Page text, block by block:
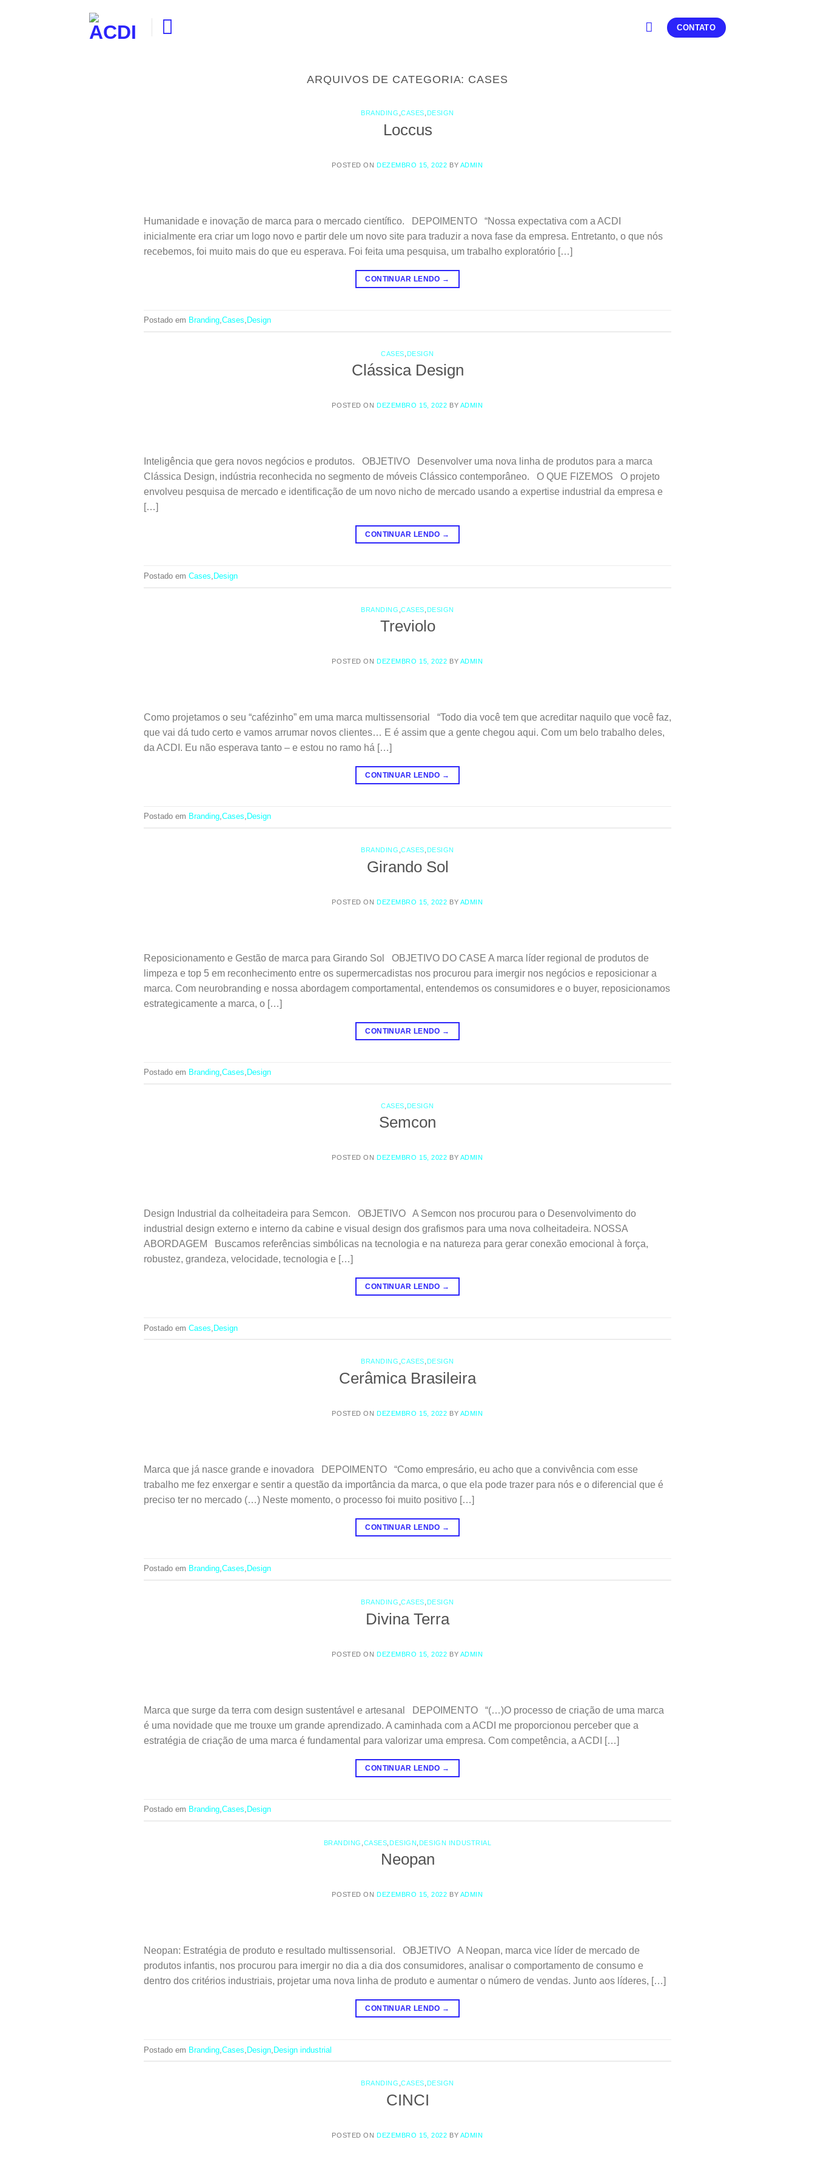
CONTATO
ARQUIVOS DE CATEGORIA: CASES
BRANDING ,CASES DESIGN
Loccus
POSTED ON DEZEMBRO 15, 2022 BY ADMIN
Humanidade e inovação de marca para o mercado científico. DEPOIMENTO “Nossa expectativa com a ACDI
inicialmente era criar um logo novo e partir dele um novo site para traduzir a nova fase da empresa. Entretanto, o que nós
recebemos, foi muito mais do que eu esperava. Foi feita uma pesquisa, um trabalho exploratório […]
CONTINUAR LENDO →
Postado em Branding,Cases, Design
CASES DESIGN
Clássica Design
POSTED ON DEZEMBRO 15, 2022 BY ADMIN
Inteligência que gera novos negócios e produtos. OBJETIVO Desenvolver uma nova linha de produtos para a marca
Clássica Design, indústria reconhecida no segmento de móveis Clássico contemporâneo. O QUE FIZEMOS O projeto
envolveu pesquisa de mercado e identificação de um novo nicho de mercado usando a expertise industrial da empresa e
[…]
CONTINUAR LENDO →
Postado em Cases Design
BRANDING ,CASES DESIGN
Treviolo
POSTED ON DEZEMBRO 15, 2022 BY ADMIN
Como projetamos o seu “cafézinho” em uma marca multissensorial “Todo dia você tem que acreditar naquilo que você faz,
que vai dá tudo certo e vamos arrumar novos clientes… E é assim que a gente chegou aqui. Com um belo trabalho deles,
da ACDI. Eu não esperava tanto – e estou no ramo há […]
CONTINUAR LENDO →
Postado em Branding,Cases, Design
BRANDING ,CASES DESIGN
Girando Sol
POSTED ON DEZEMBRO 15, 2022 BY ADMIN
Reposicionamento e Gestão de marca para Girando Sol OBJETIVO DO CASE A marca líder regional de produtos de
limpeza e top 5 em reconhecimento entre os supermercadistas nos procurou para imergir nos negócios e reposicionar a
marca. Com neurobranding e nossa abordagem comportamental, entendemos os consumidores e o buyer, reposicionamos
estrategicamente a marca, o […]
CONTINUAR LENDO →
Postado em Branding,Cases, Design
CASES DESIGN
Semcon
POSTED ON DEZEMBRO 15, 2022 BY ADMIN
Design Industrial da colheitadeira para Semcon. OBJETIVO A Semcon nos procurou para o Desenvolvimento do
industrial design externo e interno da cabine e visual design dos grafismos para uma nova colheitadeira. NOSSA
ABORDAGEM Buscamos referências simbólicas na tecnologia e na natureza para gerar conexão emocional à força,
robustez, grandeza, velocidade, tecnologia e […]
CONTINUAR LENDO →
Postado em Cases Design
BRANDING ,CASES, DESIGN
Cerâmica Brasileira
POSTED ON DEZEMBRO 15, 2022 BY ADMIN
Marca que já nasce grande e inovadora DEPOIMENTO “Como empresário, eu acho que a convivência com esse
trabalho me fez enxergar e sentir a questão da importância da marca, o que ela pode trazer para nós e o diferencial que é
preciso ter no mercado (…) Neste momento, o processo foi muito positivo […]
CONTINUAR LENDO →
Postado em Branding,Cases, Design
BRANDING ,CASES DESIGN
Divina Terra
POSTED ON DEZEMBRO 15, 2022 BY ADMIN
Marca que surge da terra com design sustentável e artesanal DEPOIMENTO “(…)O processo de criação de uma marca
é uma novidade que me trouxe um grande aprendizado. A caminhada com a ACDI me proporcionou perceber que a
estratégia de criação de uma marca é fundamental para valorizar uma empresa. Com competência, a ACDI […]
CONTINUAR LENDO →
Postado em Branding,Cases, Design
BRANDING CASES DESIGN DESIGN INDUSTRIAL
Neopan
POSTED ON DEZEMBRO 15, 2022 BY ADMIN
Neopan: Estratégia de produto e resultado multissensorial. OBJETIVO A Neopan, marca vice líder de mercado de
produtos infantis, nos procurou para imergir no dia a dia dos consumidores, analisar o comportamento de consumo e
dentro dos critérios industriais, projetar uma nova linha de produto e aumentar o número de vendas. Junto aos líderes, […]
CONTINUAR LENDO →
Postado em Branding Cases Design Design industrial
BRANDING ,CASES, DESIGN
CINCI
POSTED ON DEZEMBRO 15, 2022 BY ADMIN